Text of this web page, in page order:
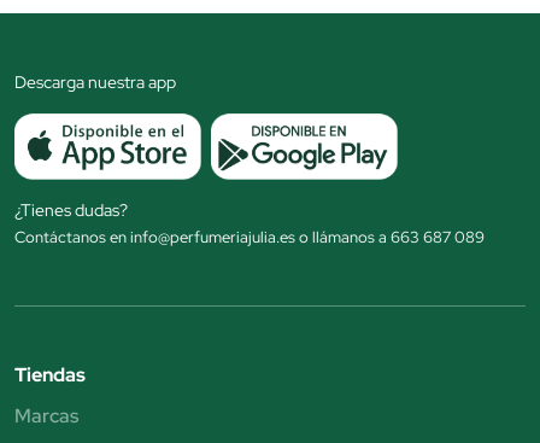
Descarga nuestra app
¿Tienes dudas?
Contáctanos en info@perfumeriajulia.es o llámanos a 663 687 089
Tiendas
Marcas